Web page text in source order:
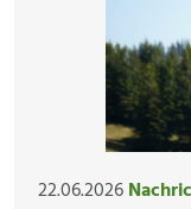
22.06.2026